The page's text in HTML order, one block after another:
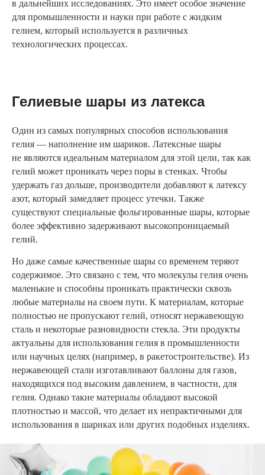
в дальнейших исследованиях. Это имеет особое значение
для промышленности и науки при работе с жидким
гелием, который используется в различных
технологических процессах.
Гелиевые шары из латекса
Один из самых популярных способов использования
гелия — наполнение им шариков. Латексные шары
не являются идеальным материалом для этой цели, так как
гелий может проникать через поры в стенках. Чтобы
удержать газ дольше, производители добавляют к латексу
азот, который замедляет процесс утечки. Также
существуют специальные фольгированные шары, которые
более эффективно задерживают высокопроницаемый
гелий.
Но даже самые качественные шары со временем теряют
содержимое. Это связано с тем, что молекулы гелия очень
маленькие и способны проникать практически сквозь
любые материалы на своем пути. К материалам, которые
полностью не пропускают гелий, относят нержавеющую
сталь и некоторые разновидности стекла. Эти продукты
актуальны для использования гелия в промышленности
или научных целях (например, в ракетостроительстве). Из
нержавеющей стали изготавливают баллоны для газов,
находящихся под высоким давлением, в частности, для
гелия. Однако такие материалы обладают высокой
плотностью и массой, что делает их непрактичными для
использования в шариках или других подобных изделиях.